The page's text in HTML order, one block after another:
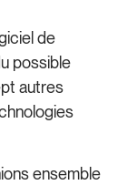
de
possible
autres
ensemble